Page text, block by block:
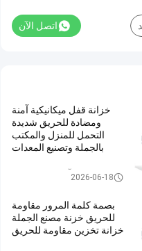
اتصل الآن
خزانة قفل ميكانيكية آمنة
ومضادة للحريق شديدة
التحمل للمنزل والمكتب
بالجملة وتصنيع المعدات
صندوق آمن مضاد للحريق
2026-06-18
بصمة كلمة المرور مقاومة
للحريق خزنة مصنع الجملة
خزانة تخزين مقاومة للحريق